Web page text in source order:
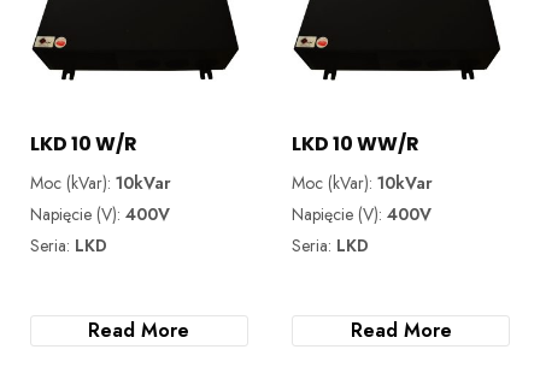
LKD 10 W/R
Moc (kVar): 10kVar
Napięcie (V): 400V
Seria: LKD
Read More
LKD 10 WW/R
Moc (kVar):10kVar
Napięcie (V):400V
Seria: LKD
Read More